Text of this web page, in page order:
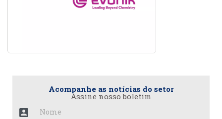
Acompanhe as notícias do setor
Assine nosso boletim
account_box